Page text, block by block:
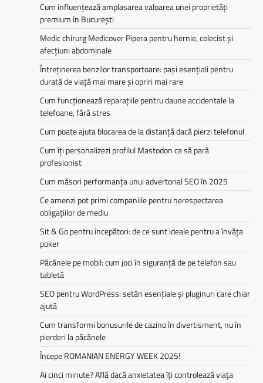
Cum influențează amplasarea valoarea unei proprietăți
premium în București
Medic chirurg Medicover Pipera pentru hernie, colecist și
afecțiuni abdominale
Întreținerea benzilor transportoare: pași esențiali pentru
durată de viață mai mare și opriri mai rare
Cum funcționează reparațiile pentru daune accidentale la
telefoane, fără stres
Cum poate ajuta blocarea de la distanță dacă pierzi telefonul
Cum îți personalizezi profilul Mastodon ca să pară
profesionist
Cum măsori performanța unui advertorial SEO în 2025
Ce amenzi pot primi companiile pentru nerespectarea
obligațiilor de mediu­­
Sit & Go pentru începători: de ce sunt ideale pentru a învăța
poker
Păcănele pe mobil: cum joci în siguranță de pe telefon sau
tabletă
SEO pentru WordPress: setări esențiale și pluginuri care chiar
ajută
Cum transformi bonusurile de cazino în divertisment, nu în
pierderi la păcănele
Începe ROMANIAN ENERGY WEEK 2025!
Ai cinci minute? Află dacă anxietatea îți controlează viața